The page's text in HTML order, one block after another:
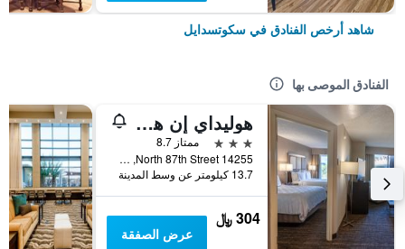
شاهد أرخص الفنادق في سكوتسدايل
الفنادق الموصى بها
هوليداي إن هوتل آند سويتس سكوتسديل نورث - آيربارك باي آيتش جي
3 نجوم
ممتاز 8.7
14255 North 87th Street, سكوتسدايل, AZ, الولايات المتحدة الأميريكية
13.7 كيلومتر عن وسط المدينة
304 ﷼
عرض الصفقة